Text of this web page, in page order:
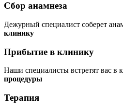
Сбор анамнеза
Дежурный специалист соберет
клинику
Прибытие в клинику
Наши специалисты встретят вас в
процедуры
Терапия